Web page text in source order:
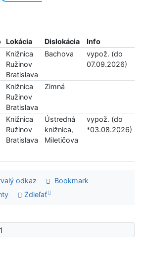
Lokácia Dislokácia
Info
Knižnica
Ružinov
Bratislava
Bachova
vypož. (do
07.09.2026)
Knižnica
Ružinov
Bratislava
Zimná
Knižnica
Ružinov
Bratislava
Ústredná
knižnica,
Miletičova
vypož. (do
*03.08.2026)
odkaz
Bookmark
Zdieľať